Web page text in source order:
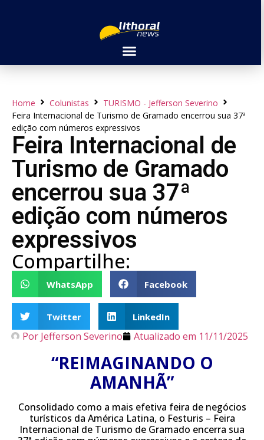
Home Colunistas
TURISMO - Jefferson Severino
Feira Internacional de Turismo de Gramado encerrou sua 37ª
edição com números expressivos
Feira Internacional de
Turismo de Gramado
encerrou sua 37ª
edição com números
expressivos
Compartilhe:
WhatsApp Facebook
Twitter LinkedIn
Por Jefferson Severino Atualizado em 11/11/2025
“REIMAGINANDO O
AMANHÃ”
Consolidado como a mais efetiva feira de negócios
turísticos da América Latina, o Festuris – Feira
Internacional de Turismo de Gramado encerra sua